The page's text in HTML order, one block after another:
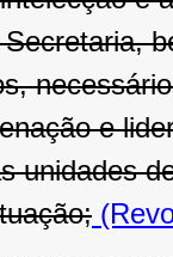
e
unidades